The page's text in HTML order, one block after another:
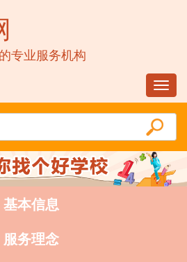
专业服务机构
基本信息
服务理念